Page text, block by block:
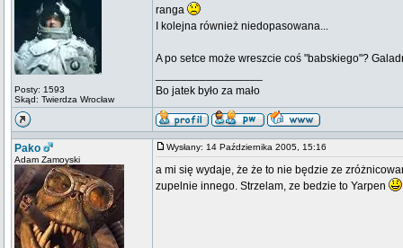
Posty: 1593
Skąd: Twierdza Wrocław
ranga
I kolejna również niedopasowana...
A po setce może wreszcie coś "babskiego"?
Bo jatek było za mało
Pako
Adam Zamoyski
Wysłany: 14 Października 2005, 15:16
a mi się wydaje, że że to nie będzie ze
zupelnie innego. Strzelam, ze bedzie to Yarpen